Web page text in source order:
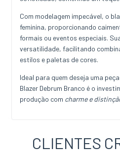
Com modelagem impecável, o
feminina, proporcionando
formais ou eventos especiais.
versatilidade, facilitando
estilos e paletas de cores.
Ideal para quem deseja uma
Blazer Debrum Branco é o
produção com charme e
CLIENTES